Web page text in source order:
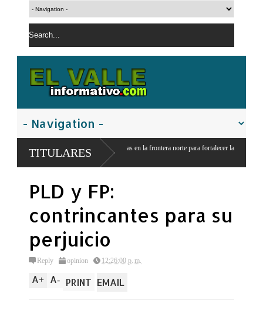
TITULARES
de obras en la frontera norte para fortalecer la
PLD y FP:
contrincantes para su
perjuicio
Reply opinion 12:26:00 p. m.
A+ A- PRINT EMAIL